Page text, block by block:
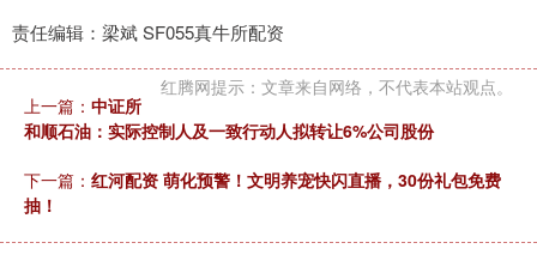
责任编辑：梁斌 SF055真牛所配资
红腾网提示：文章来自网络，不代表本站观点。
上一篇： 中证所
和顺石油：实际控制人及一致行动人拟转让6%公司股份
下一篇： 红河配资 萌化预警！文明养宠快闪直播，30份礼包免费
抽！